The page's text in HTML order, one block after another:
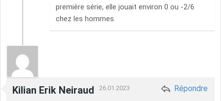
première série, elle jouait environ 0 ou -2/6
chez les hommes.
Kilian Erik Neiraud 26.01.2023 Répondre